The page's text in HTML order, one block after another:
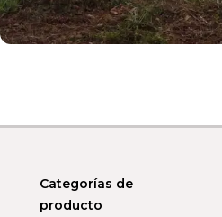
Categorías de
producto